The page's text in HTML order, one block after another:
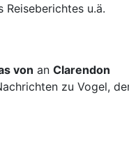
u.ä.
von an Clarendon
zu Vogel,